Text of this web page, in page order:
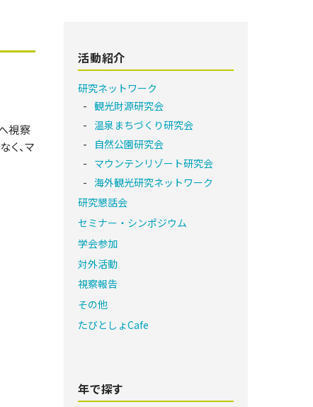
視察
く、マ
活動紹介
研究ネットワーク
観光財源研究会
温泉まちづくり研究会
自然公園研究会
マウンテンリゾート研究会
海外観光研究ネットワーク
研究懇話会
セミナー・シンポジウム
学会参加
対外活動
視察報告
その他
たびとしょCafe
年で探す